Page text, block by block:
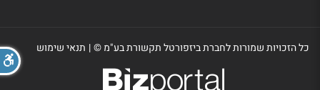
כל הזכויות שמורות לחברת ביזפורטל תקשורת בע"מ ©| תנאי שימוש